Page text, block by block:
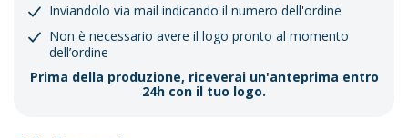
Inviandolo via mail indicando il numero dell'ordine
Non è necessario avere il logo pronto al momento
dell’ordine
Prima della produzione, riceverai un'anteprima entro
24h con il tuo logo.